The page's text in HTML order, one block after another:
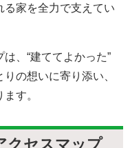
る家を全力で支えてい
、“建ててよかった”
の想いに寄り添い、
す。
クセスマップ